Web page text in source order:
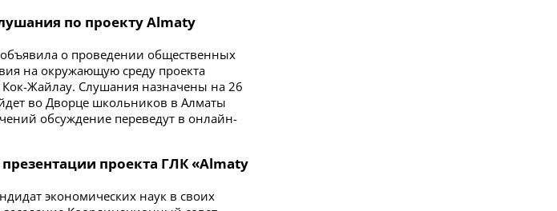
по проекту Almaty
о проведении общественных
на окружающую среду проекта
Кок-Жайлау. Слушания назначены на 26
во Дворце школьников в Алматы
обсуждение переведут в онлайн-
проекта ГЛК «Almaty
экономических наук в своих